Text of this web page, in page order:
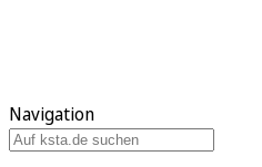
Navigation